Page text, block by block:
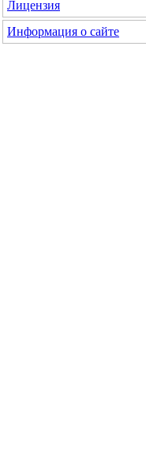
Лицензия
Информация о сайте